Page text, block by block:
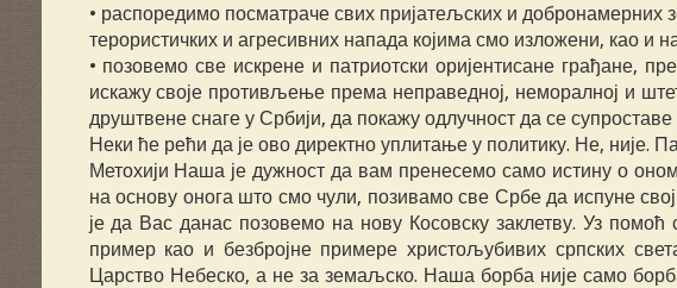
• распоредимо посматраче свих пријатељских и
терористичких и агресивних напада којима смо изложени, као и
• позовемо све искрене и патриотски оријентисане грађане,
искажу своје противљење према неправедној, неморалној и
друштвене снаге у Србији, да покажу одлучност да се супроставе
Неки ће рећи да је ово директно уплитање у политику. Не, није.
Метохији Наша је дужност да вам пренесемо само истину о
на основу онога што смо чули, позивамо све Србе да испуне
је да Вас данас позовемо на нову Косовску заклетву. Уз
пример као и безбројне примере христољубивих српских
Царство Небеско, а не за земаљско. Наша борба није само